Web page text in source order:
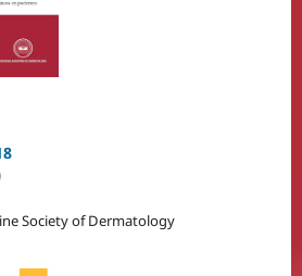
Society of Dermatology